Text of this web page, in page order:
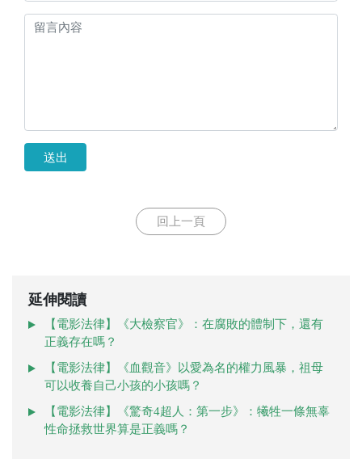
送出
回上一頁
延伸閱讀
【電影法律】《大檢察官》：在腐敗的體制下，還有
正義存在嗎？
【電影法律】《血觀音》以愛為名的權力風暴，祖母
可以收養自己小孩的小孩嗎？
【電影法律】《驚奇4超人：第一步》：犧牲一條無辜
性命拯救世界算是正義嗎？